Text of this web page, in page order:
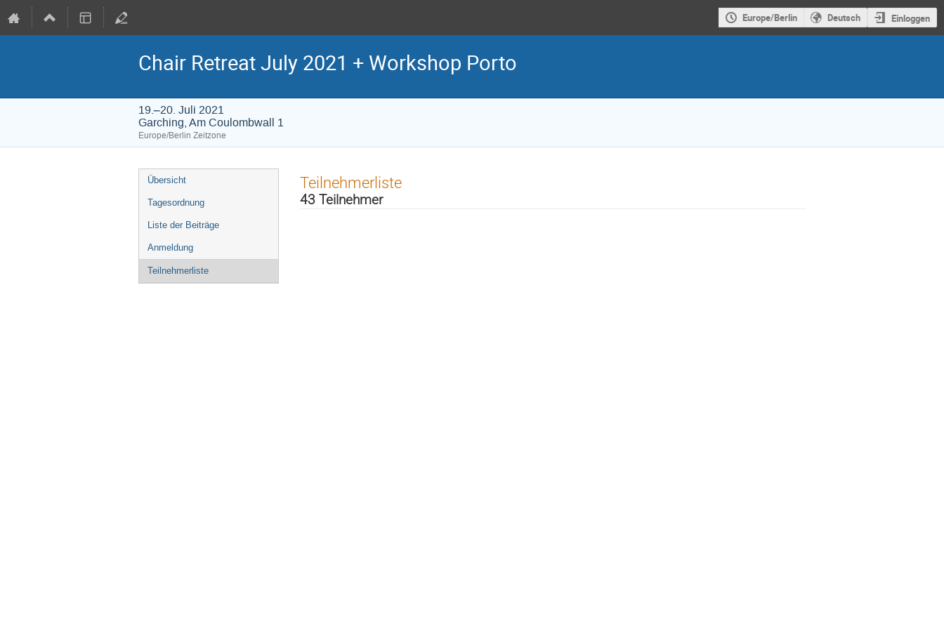
Europe/Berlin Deutsch Einloggen
Chair Retreat July 2021 + Workshop Porto
19.–20. Juli 2021
Garching, Am Coulombwall 1
Europe/Berlin Zeitzone
Veranstaltungsmenü
Übersicht
Tagesordnung
Liste der Beiträge
Anmeldung
Teilnehmerliste
Teilnehmerliste
43 Teilnehmer